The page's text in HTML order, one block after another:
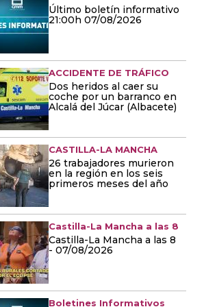
Último boletín informativo
21:00h 07/08/2026
ACCIDENTE DE TRÁFICO
Dos heridos al caer su
coche por un barranco en
Alcalá del Júcar (Albacete)
CASTILLA-LA MANCHA
26 trabajadores murieron
en la región en los seis
primeros meses del año
Castilla-La Mancha a las 8
Castilla-La Mancha a las 8
- 07/08/2026
Boletines Informativos